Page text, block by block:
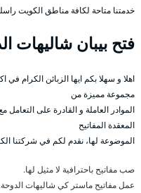
خدمتنا متاحة لكافة مناطق الكويت
فتح بيبان شاليهات
اهلا و سهلا بكم ايها الزبائن الكرام في
مجموعة مميزة من
الموادر العاملة و القادرة على التعامل
المعقدة المفاتيح
الموضوعة لها، نقدم لكم في شركتنا
صب مفاتيح باحترافية لا مثيل لها.
عمل مفاتيح ماستر كي شاليهات الدوحة.